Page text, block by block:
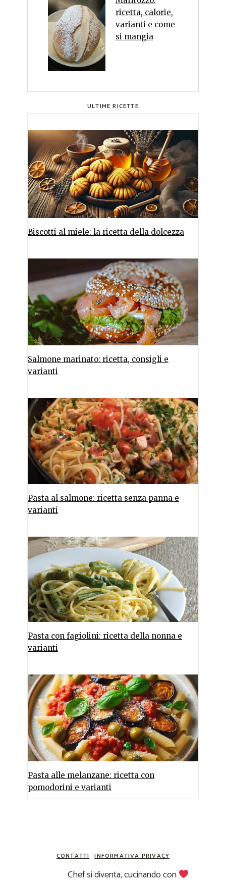
ricetta, calorie,
varianti e come
si mangia
ULTIME RICETTE
Biscotti al miele: la ricetta della dolcezza
Salmone marinato: ricetta, consigli e
varianti
Pasta al salmone: ricetta senza panna e
varianti
Pasta con fagiolini: ricetta della nonna e
varianti
Pasta alle melanzane: ricetta con
pomodorini e varianti
CONTATTI INFORMATIVA PRIVACY
Chef si diventa, cucinando con